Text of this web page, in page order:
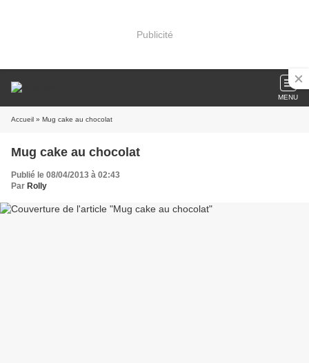
Publicité
MENU
Accueil » Mug cake au chocolat
Mug cake au chocolat
Publié le 08/04/2013 à 02:43
Par Rolly